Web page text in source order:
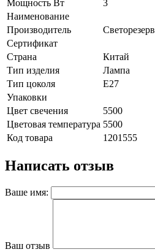
Мощность Вт
3
Наименование
Производитель
Светорезерв
Сертификат
Страна
Китай
Тип изделия
Лампа
Тип цоколя
E27
Упаковки
Цвет свечения
5500
Цветовая температура 5500
Код товара
1201555
Написать отзыв
Ваше имя:
Ваш отзыв